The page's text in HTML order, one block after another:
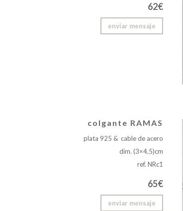
62€
enviar mensaje
colgante RAMAS
plata 925 & cable de acero
dim. (3×4,5)cm
ref. NRc1
65€
enviar mensaje